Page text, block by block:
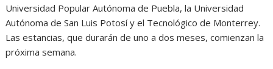
Universidad Popular Autónoma de Puebla, la Universidad
Autónoma de San Luis Potosí y el Tecnológico de Monterrey.
Las estancias, que durarán de uno a dos meses, comienzan la
próxima semana.